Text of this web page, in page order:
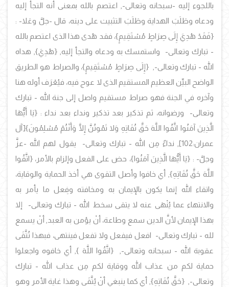
باللجوء إليه -سبحانه وتعالى-, اعتصم بالله بمعنى أنه التجأ إليه
ودعاه وطَلَبَ الهداية وطَلَبَ التثبيت على دينه، قال -جلَّ وعَلا- :
{فَقَدْ هُدِيَ إِلَى صِرَاطٍ مُسْتَقِيمٍ}، فقد هُدى هذا الذى اعتصم بالله
- تبارك وتعالى- واستمسك به ودعاه والتجأ إليه, {هُدِيَ}, هداه
الله - تبارك وتعالى-, {إِلَى صِرَاطٍ مُسْتَقِيمٍ}، والصراط هو الطريق
الواضح البيِّن العظيم المستقيم الذى لا عوج فيه، فيُعْرَف أوله هنا
وآخره في الجنة فهو صراط مستقيم واصل إلى جنة الله - تبارك
وتعالى- ورضوانه، ثم تذكير بعد تذكير ونداء بعد نداء : {يَا أَيُّهَا
الَّذِينَ آمَنُوا اتَّقُوا اللَّهَ حَقَّ تُقَاتِهِ وَلا تَمُوتُنَّ إِلَّا وَأَنْتُمْ مُسْلِمُونَ}[آل
عمران:102], نداءٌ مِن الله - تبارك وتعالى- يقول لهم الله -عزَّ
وجلَّ- : {يَا أَيُّهَا الَّذِينَ آمَنُوا}، حض على الفعل وإلزام بالأمر، {اتَّقُوا
اللَّهَ حَقَّ تُقَاتِهِ}, أي خافوا وأصل التقوى هي أخذ الحماية والوقاية،
واتقاء الله إنما يكون بالإيمان به ومخافته وفِعل ما يأمر به
والانتهاء عما يُنْهَى عنه لا يتقى سخط الله - تبارك وتعالى- إلا
بهذا الإيمان لأنَّ الدين سمع وطاعة، أنْ يؤمن به العبد, أنْ يسمع
لله - تبارك وتعالى- افعل فيفعل ولا تفعل فينتهى، فبهذا تُتَّقَى
عقوبة الله - سبحانه وتعالى-, {اتَّقُوا اللَّهَ }, أي خافوه واجعلوا
حماية لكم من عذاب الله ووقاية لكم مِن عذاب الله - تبارك
وتعالى-, {حَقَّ تُقَاتِهِ}, أي كما ينبغي أنْ يُتَّقَى وهذا غاية الأمر وهو